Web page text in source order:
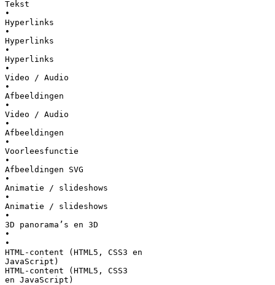
Tekst
•
Hyperlinks
•
Hyperlinks
•
Hyperlinks
•
Video / Audio
•
Afbeeldingen
•
Video / Audio
•
Afbeeldingen
•
Voorleesfunctie
•
Afbeeldingen SVG
•
Animatie / slideshows
•
Animatie / slideshows
•
3D panorama’s en 3D
•
•
HTML-content (HTML5, CSS3 en
JavaScript)
HTML-content (HTML5, CSS3
en JavaScript)